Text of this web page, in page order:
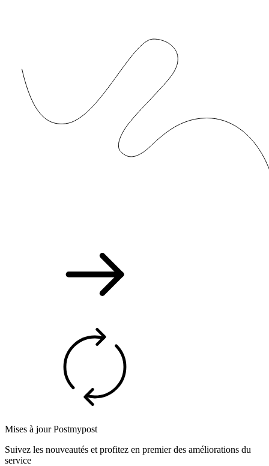
Mises à jour Postmypost
Suivez les nouveautés et profitez en premier des améliorations du
service